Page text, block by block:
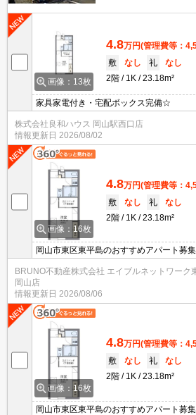
画像：13枚
4.8万円(管理費等：
敷
なし 礼
なし
2階
1K 23.18m²
家具家電付き・宅配ボックス完備☆
株式会社良和ハウス 岡山駅西口店
情報更新日 2026/08/02
画像：16枚
4.8万円(管理費等：
敷
なし 礼
なし
2階
1K 23.18m²
岡山市東区東平島のおすすめアパート募
ださい。
BRUNO不動産株式会社 エイブルネットワーク
岡山店
情報更新日 2026/08/06
画像：16枚
4.8万円(管理費等：
敷
なし 礼
なし
2階
1K 23.18m²
岡山市東区東平島のおすすめアパート募